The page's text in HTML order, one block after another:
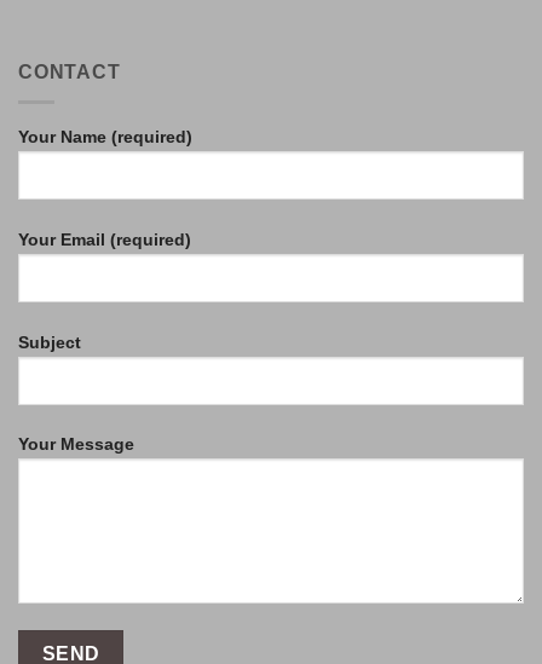
CONTACT
Your Name (required)
Your Email (required)
Subject
Your Message